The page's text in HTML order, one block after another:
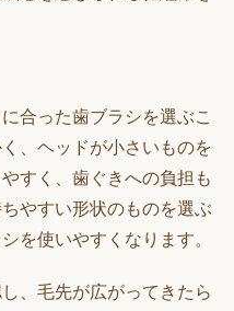
合った歯ブラシを選ぶこ
、ヘッドが小さいものを
すく、歯ぐきへの負担も
やすい形状のものを選ぶ
を使いやすくなります。
、毛先が広がってきたら